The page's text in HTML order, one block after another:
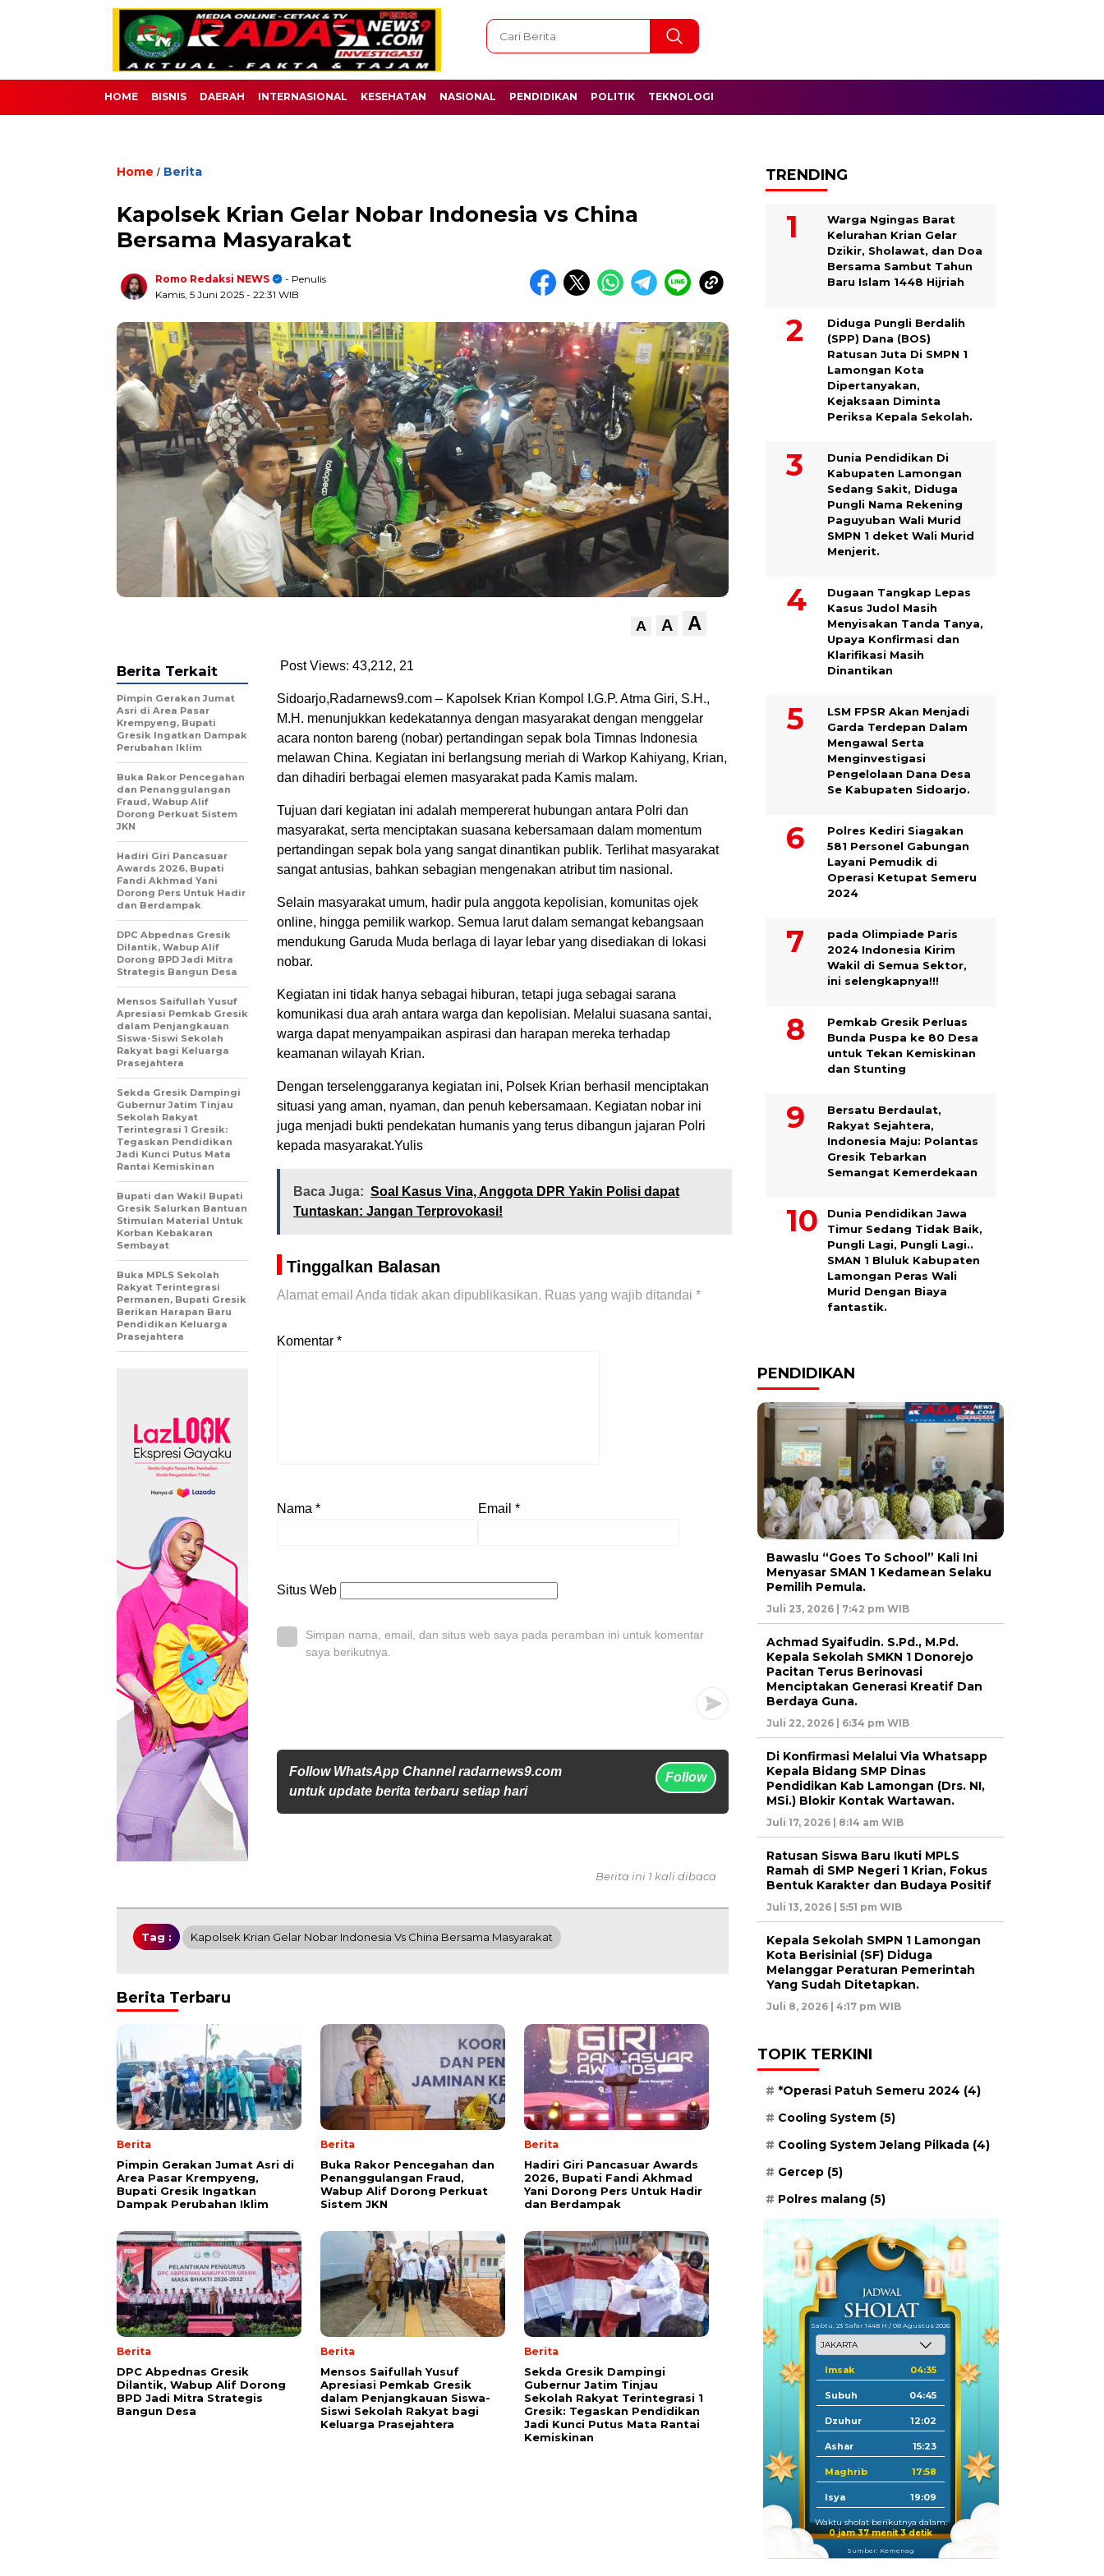
HOME BISNIS DAERAH INTERNASIONAL KESEHATAN NASIONAL PENDIDIKAN POLITIK TEKNOLOGI
Home / Berita
Kapolsek Krian Gelar Nobar Indonesia vs China
Bersama Masyarakat
Romo Redaksi NEWS
- Penulis
Kamis, 5 Juni 2025 - 22:31 WIB
A A A
Post Views: 43,212, 21
Sidoarjo,Radarnews9.com – Kapolsek Krian Kompol I.G.P. Atma Giri, S.H.,
M.H. menunjukkan kedekatannya dengan masyarakat dengan menggelar
acara nonton bareng (nobar) pertandingan sepak bola Timnas Indonesia
melawan China. Kegiatan ini berlangsung meriah di Warkop Kahiyang, Krian,
dan dihadiri berbagai elemen masyarakat pada Kamis malam.
Tujuan dari kegiatan ini adalah mempererat hubungan antara Polri dan
masyarakat, serta menciptakan suasana kebersamaan dalam momentum
pertandingan sepak bola yang sangat dinantikan publik. Terlihat masyarakat
sangat antusias, bahkan sebagian mengenakan atribut tim nasional.
Selain masyarakat umum, hadir pula anggota kepolisian, komunitas ojek
online, hingga pemilik warkop. Semua larut dalam semangat kebangsaan
mendukung Garuda Muda berlaga di layar lebar yang disediakan di lokasi
nobar.
Kegiatan ini tidak hanya sebagai hiburan, tetapi juga sebagai sarana
komunikasi dua arah antara warga dan kepolisian. Melalui suasana santai,
warga dapat menyampaikan aspirasi dan harapan mereka terhadap
keamanan wilayah Krian.
Dengan terselenggaranya kegiatan ini, Polsek Krian berhasil menciptakan
situasi yang aman, nyaman, dan penuh kebersamaan. Kegiatan nobar ini
juga menjadi bukti pendekatan humanis yang terus dibangun jajaran Polri
kepada masyarakat.Yulis
Baca Juga: Soal Kasus Vina, Anggota DPR Yakin Polisi dapat
Tuntaskan: Jangan Terprovokasi!
Tinggalkan Balasan
Alamat email Anda tidak akan dipublikasikan. Ruas yang wajib ditandai *
Komentar *
Nama * Email *
Situs Web
Simpan nama, email, dan situs web saya pada peramban ini untuk komentar
saya berikutnya.
Follow WhatsApp Channel radarnews9.com
untuk update berita terbaru setiap hari
Follow
Berita Terkait
Pimpin Gerakan Jumat
Asri di Area Pasar
Krempyeng, Bupati
Gresik Ingatkan Dampak
Perubahan Iklim
Buka Rakor Pencegahan
dan Penanggulangan
Fraud, Wabup Alif
Dorong Perkuat Sistem
JKN
Hadiri Giri Pancasuar
Awards 2026, Bupati
Fandi Akhmad Yani
Dorong Pers Untuk Hadir
dan Berdampak
DPC Abpednas Gresik
Dilantik, Wabup Alif
Dorong BPD Jadi Mitra
Strategis Bangun Desa
Mensos Saifullah Yusuf
Apresiasi Pemkab Gresik
dalam Penjangkauan
Siswa-Siswi Sekolah
Rakyat bagi Keluarga
Prasejahtera
Sekda Gresik Dampingi
Gubernur Jatim Tinjau
Sekolah Rakyat
Terintegrasi 1 Gresik:
Tegaskan Pendidikan
Jadi Kunci Putus Mata
Rantai Kemiskinan
Bupati dan Wakil Bupati
Gresik Salurkan Bantuan
Stimulan Material Untuk
Korban Kebakaran
Sembayat
Buka MPLS Sekolah
Rakyat Terintegrasi
Permanen, Bupati Gresik
Berikan Harapan Baru
Pendidikan Keluarga
Prasejahtera
Berita ini 1 kali dibaca
Tag : Kapolsek Krian Gelar Nobar Indonesia Vs China Bersama Masyarakat
Berita Terbaru
Berita
Pimpin Gerakan Jumat Asri di
Area Pasar Krempyeng,
Bupati Gresik Ingatkan
Dampak Perubahan Iklim
Berita
Buka Rakor Pencegahan dan
Penanggulangan Fraud,
Wabup Alif Dorong Perkuat
Sistem JKN
Berita
Hadiri Giri Pancasuar Awards
2026, Bupati Fandi Akhmad
Yani Dorong Pers Untuk Hadir
dan Berdampak
Berita
DPC Abpednas Gresik
Dilantik, Wabup Alif Dorong
BPD Jadi Mitra Strategis
Bangun Desa
Berita
Mensos Saifullah Yusuf
Apresiasi Pemkab Gresik
dalam Penjangkauan Siswa-
Siswi Sekolah Rakyat bagi
Keluarga Prasejahtera
Berita
Sekda Gresik Dampingi
Gubernur Jatim Tinjau
Sekolah Rakyat Terintegrasi 1
Gresik: Tegaskan Pendidikan
Jadi Kunci Putus Mata Rantai
Kemiskinan
TRENDING
Warga Ngingas Barat
Kelurahan Krian Gelar
Dzikir, Sholawat, dan Doa
Bersama Sambut Tahun
Baru Islam 1448 Hijriah
Diduga Pungli Berdalih
(SPP) Dana (BOS)
Ratusan Juta Di SMPN 1
Lamongan Kota
Dipertanyakan,
Kejaksaan Diminta
Periksa Kepala Sekolah.
Dunia Pendidikan Di
Kabupaten Lamongan
Sedang Sakit, Diduga
Pungli Nama Rekening
Paguyuban Wali Murid
SMPN 1 deket Wali Murid
Menjerit.
Dugaan Tangkap Lepas
Kasus Judol Masih
Menyisakan Tanda Tanya,
Upaya Konfirmasi dan
Klarifikasi Masih
Dinantikan
LSM FPSR Akan Menjadi
Garda Terdepan Dalam
Mengawal Serta
Menginvestigasi
Pengelolaan Dana Desa
Se Kabupaten Sidoarjo.
Polres Kediri Siagakan
581 Personel Gabungan
Layani Pemudik di
Operasi Ketupat Semeru
2024
pada Olimpiade Paris
2024 Indonesia Kirim
Wakil di Semua Sektor,
ini selengkapnya!!!
Pemkab Gresik Perluas
Bunda Puspa ke 80 Desa
untuk Tekan Kemiskinan
dan Stunting
Bersatu Berdaulat,
Rakyat Sejahtera,
Indonesia Maju: Polantas
Gresik Tebarkan
Semangat Kemerdekaan
Dunia Pendidikan Jawa
Timur Sedang Tidak Baik,
Pungli Lagi, Pungli Lagi..
SMAN 1 Bluluk Kabupaten
Lamongan Peras Wali
Murid Dengan Biaya
fantastik.
PENDIDIKAN
Bawaslu “Goes To School” Kali Ini
Menyasar SMAN 1 Kedamean Selaku
Pemilih Pemula.
Juli 23, 2026 | 7:42 pm WIB
Achmad Syaifudin. S.Pd., M.Pd.
Kepala Sekolah SMKN 1 Donorejo
Pacitan Terus Berinovasi
Menciptakan Generasi Kreatif Dan
Berdaya Guna.
Juli 22, 2026 | 6:34 pm WIB
Di Konfirmasi Melalui Via Whatsapp
Kepala Bidang SMP Dinas
Pendidikan Kab Lamongan (Drs. NI,
MSi.) Blokir Kontak Wartawan.
Juli 17, 2026 | 8:14 am WIB
Ratusan Siswa Baru Ikuti MPLS
Ramah di SMP Negeri 1 Krian, Fokus
Bentuk Karakter dan Budaya Positif
Juli 13, 2026 | 5:51 pm WIB
Kepala Sekolah SMPN 1 Lamongan
Kota Berisinial (SF) Diduga
Melanggar Peraturan Pemerintah
Yang Sudah Ditetapkan.
Juli 8, 2026 | 4:17 pm WIB
TOPIK TERKINI
*Operasi Patuh Semeru 2024 (4)
Cooling System (5)
Cooling System Jelang Pilkada (4)
Gercep (5)
Polres malang (5)
Sabtu, 23 Safar 1448 H / 08 Agustus 2026
Imsak 04:35
Subuh 04:45
Dzuhur 12:02
Ashar 15:23
Maghrib 17:58
Isya 19:09
Waktu sholat berikutnya dalam:
0 jam 37 menit 2 detik
Sumber: Kemenag